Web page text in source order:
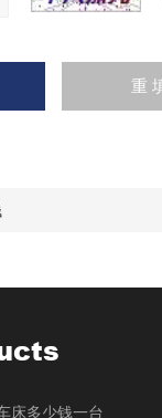
床多少钱一台